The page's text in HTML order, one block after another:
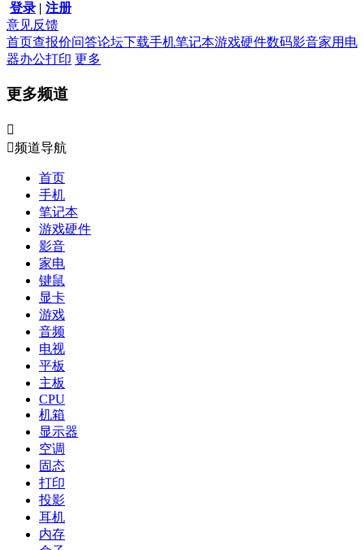
登录 | 注册
意见反馈
首页查报价问答论坛下载手机笔记本游戏硬件数码影音家用电
器办公打印 更多
更多频道

频道导航
首页
手机
笔记本
游戏硬件
影音
家电
键鼠
显卡
游戏
音频
电视
平板
主板
CPU
机箱
显示器
空调
固态
打印
投影
耳机
内存